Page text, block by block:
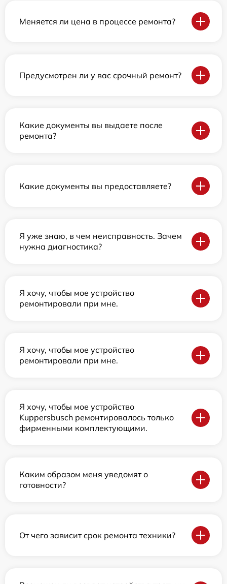
Меняется ли цена в процессе ремонта?
Предусмотрен ли у вас срочный ремонт?
Какие документы вы выдаете после
ремонта?
Какие документы вы предоставляете?
Я уже знаю, в чем неисправность. Зачем
нужна диагностика?
Я хочу, чтобы мое устройство
ремонтировали при мне.
Я хочу, чтобы мое устройство
ремонтировали при мне.
Я хочу, чтобы мое устройство
Kuppersbusch ремонтировалось только
фирменными комплектующими.
Каким образом меня уведомят о
готовности?
От чего зависит срок ремонта техники?